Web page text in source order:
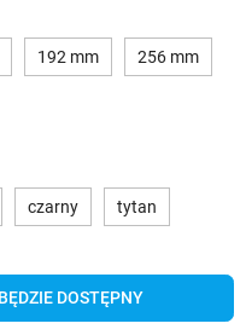
192 mm 256 mm
czarny tytan
DOSTĘPNY